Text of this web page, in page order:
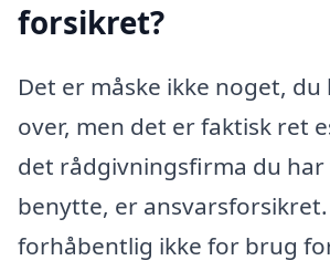
forsikret?
Det er måske ikke noget,
over, men det er faktisk ret
det rådgivningsfirma du
benytte, er ansvarsforsikret.
forhåbentlig ikke for brug